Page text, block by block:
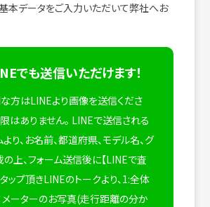
本データをご入力いただいて弊社へお
でも送信いただけます！
方はLINEより画像を送信くださ
はありません。 LINEで送信される
り、お名前、都道府県、モデル名、グ
の上、フォーム送信後に【LINEで査
ップ頂きLINEのトークより、1:全体
メーターのお写真(走行距離の分か